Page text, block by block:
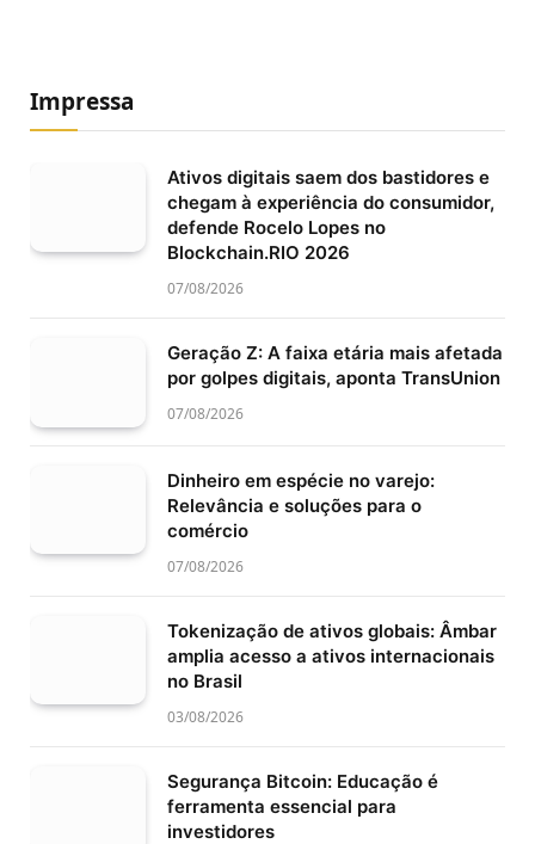
Impressa
Ativos digitais saem dos bastidores e
chegam à experiência do consumidor,
defende Rocelo Lopes no
Blockchain.RIO 2026
07/08/2026
Geração Z: A faixa etária mais afetada
por golpes digitais, aponta TransUnion
07/08/2026
Dinheiro em espécie no varejo:
Relevância e soluções para o
comércio
07/08/2026
Tokenização de ativos globais: Âmbar
amplia acesso a ativos internacionais
no Brasil
03/08/2026
Segurança Bitcoin: Educação é
ferramenta essencial para
investidores